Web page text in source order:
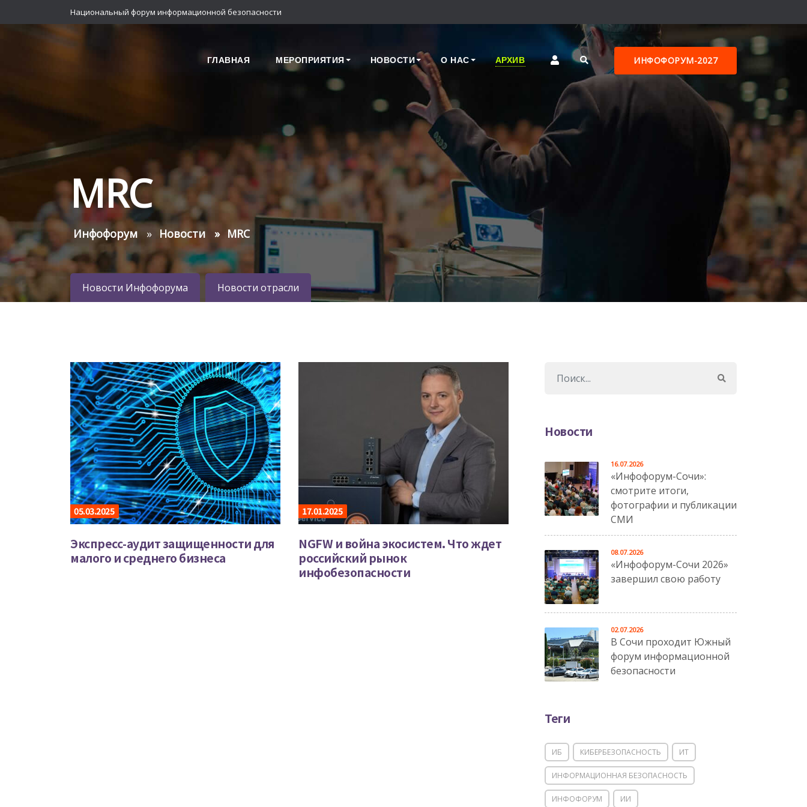
Национальный форум информационной безопасности
ГЛАВНАЯ МЕРОПРИЯТИЯ НОВОСТИ О НАС АРХИВ ИНФОФОРУМ-2027
MRC
Инфофорум Новости MRC
Новости Инфофорума Новости отрасли
05.03.2025
Экспресс-аудит защищенности для
малого и среднего бизнеса
17.01.2025
NGFW и война экосистем. Что ждет
российский рынок
инфобезопасности
Новости
«Инфофорум-Сочи»:
смотрите итоги,
фотографии и публикации
СМИ
16.07.2026
«Инфофорум-Сочи 2026»
завершил свою работу
08.07.2026
В Сочи проходит Южный
форум информационной
безопасности
02.07.2026
Теги
ИБ КИБЕРБЕЗОПАСНОСТЬ ИТ
ИНФОРМАЦИОННАЯ БЕЗОПАСНОСТЬ
ИНФОФОРУМ ИИ